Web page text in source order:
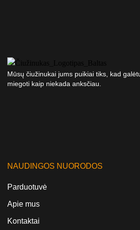
Mūsų čiužinukai jums puikiai tiks, kad
miegoti kaip niekada anksčiau.
NAUDINGOS NUORODOS
Parduotuvė
Apie mus
Kontaktai